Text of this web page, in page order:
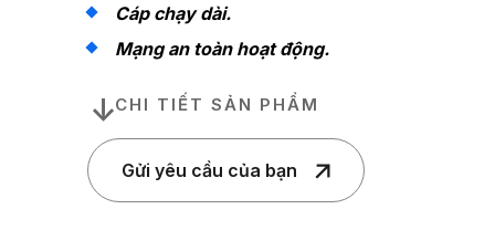
Cáp chạy dài.
Mạng an toàn hoạt động.
CHI TIẾT SẢN PHẨM
Gửi yêu cầu của bạn